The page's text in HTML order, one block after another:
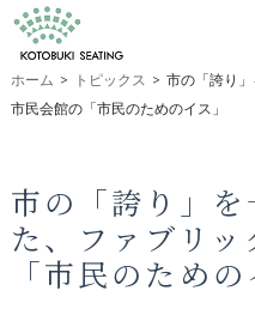
ホーム > トピックス > 市の「誇り
市民会館の「市民のためのイス」
市の「誇り」
た、ファブリ
「市民のための